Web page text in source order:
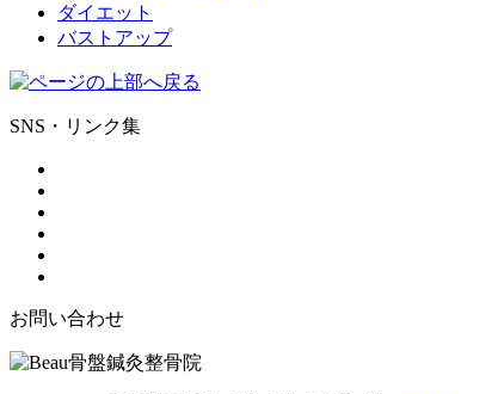
ダイエット
バストアップ
SNS・リンク集
お問い合わせ